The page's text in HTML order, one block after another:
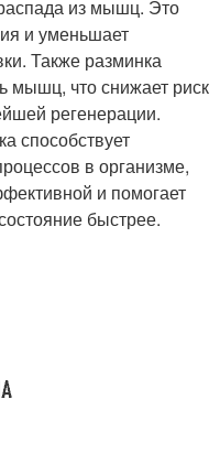
из мышц. Это
и уменьшает
Также разминка
мышц, что снижает риск
регенерации.
способствует
в организме,
и помогает
быстрее.